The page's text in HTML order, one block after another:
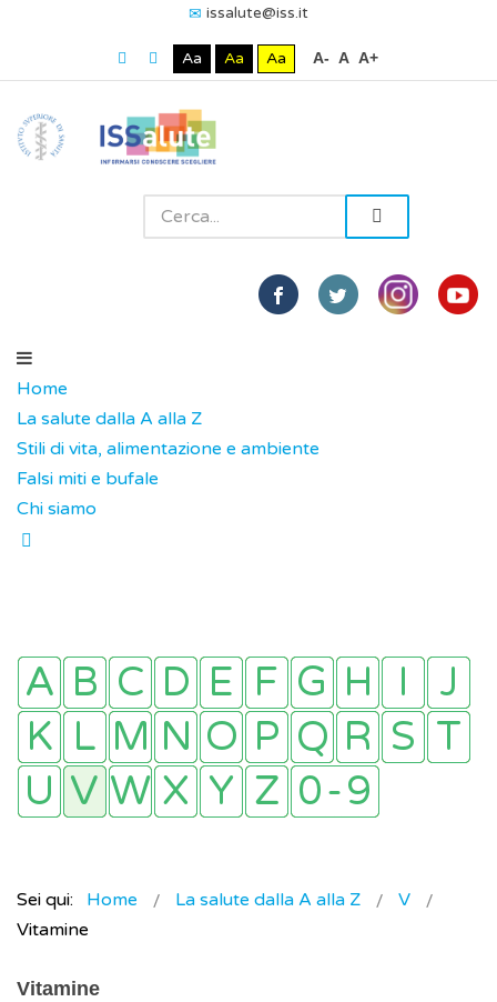
issalute@iss.it
Aa Aa Aa A- A A+
Home
La salute dalla A alla Z
Stili di vita, alimentazione e ambiente
Falsi miti e bufale
Chi siamo
Sei qui: Home La salute dalla A alla Z
V
Vitamine
Vitamine